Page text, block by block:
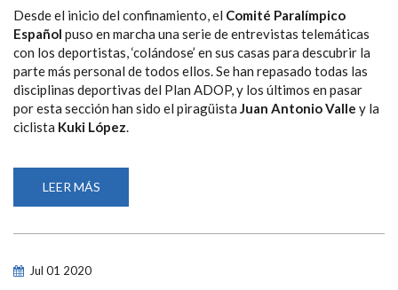
Desde el inicio del confinamiento, el Comité Paralímpico
Español puso en marcha una serie de entrevistas telemáticas
con los deportistas, ‘colándose’ en sus casas para descubrir la
parte más personal de todos ellos. Se han repasado todas las
disciplinas deportivas del Plan ADOP, y los últimos en pasar
por esta sección han sido el piragüista Juan Antonio Valle y la
ciclista Kuki López.
LEER MÁS
ENTREVISTAS
Jul 01 2020